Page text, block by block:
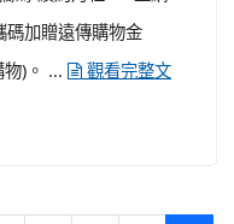
碼加贈遠傳購物金
)。 ...
觀看完整文